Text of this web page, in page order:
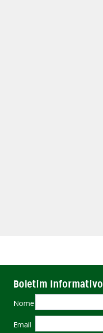
Boletim Informativo
Nome
Email